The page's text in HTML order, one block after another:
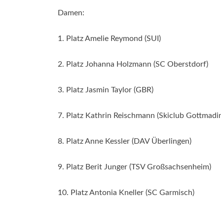
Damen:
1. Platz Amelie Reymond (SUI)
2. Platz Johanna Holzmann (SC Oberstdorf)
3. Platz Jasmin Taylor (GBR)
7. Platz Kathrin Reischmann (Skiclub
8. Platz Anne Kessler (DAV Überlingen)
9. Platz Berit Junger (TSV Großsachsenheim)
10. Platz Antonia Kneller (SC Garmisch)